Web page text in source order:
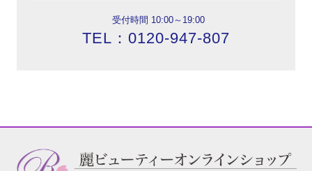
受付時間 10:00～19:00
TEL：0120-947-807